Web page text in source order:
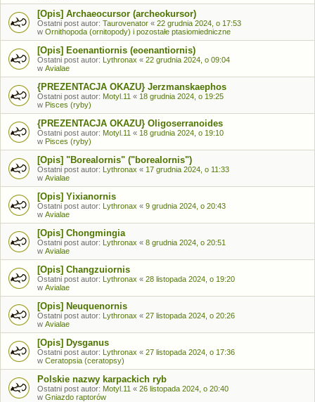
[Opis] Archaeocursor (archeokursor)
Ostatni post autor: Taurovenator « 22 grudnia 2024, o 17:53
w Ornithopoda (ornitopody) i pozostałe ptasiomiedniczne
[Opis] Eoenantiornis (eoenantiornis)
Ostatni post autor: Lythronax « 22 grudnia 2024, o 09:04
w Avialae
{PREZENTACJA OKAZU} Jerzmanskaephos
Ostatni post autor: Motyl.11 « 18 grudnia 2024, o 19:25
w Pisces (ryby)
{PREZENTACJA OKAZU} Oligoserranoides
Ostatni post autor: Motyl.11 « 18 grudnia 2024, o 19:10
w Pisces (ryby)
[Opis] "Borealornis" ("borealornis")
Ostatni post autor: Lythronax « 17 grudnia 2024, o 11:33
w Avialae
[Opis] Yixianornis
Ostatni post autor: Lythronax « 9 grudnia 2024, o 20:43
w Avialae
[Opis] Chongmingia
Ostatni post autor: Lythronax « 8 grudnia 2024, o 20:51
w Avialae
[Opis] Changzuiornis
Ostatni post autor: Lythronax « 28 listopada 2024, o 19:20
w Avialae
[Opis] Neuquenornis
Ostatni post autor: Lythronax « 27 listopada 2024, o 20:26
w Avialae
[Opis] Dysganus
Ostatni post autor: Lythronax « 27 listopada 2024, o 17:36
w Ceratopsia (ceratopsy)
Polskie nazwy karpackich ryb
Ostatni post autor: Motyl.11 « 26 listopada 2024, o 20:40
w Gniazdo raptorów